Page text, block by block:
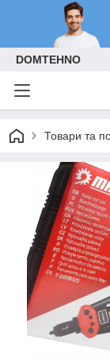
DOMTEHNO
Товари та